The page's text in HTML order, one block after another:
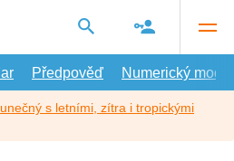
Předpověď Numerický model
s letními, zítra i tropickými